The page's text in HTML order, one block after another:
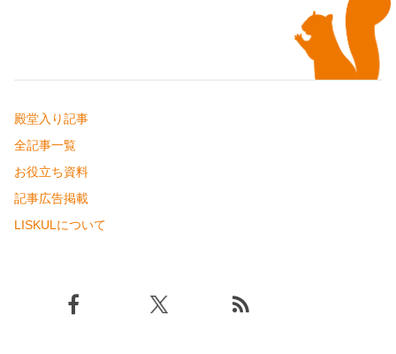
殿堂入り記事
全記事一覧
お役立ち資料
記事広告掲載
LISKULについて